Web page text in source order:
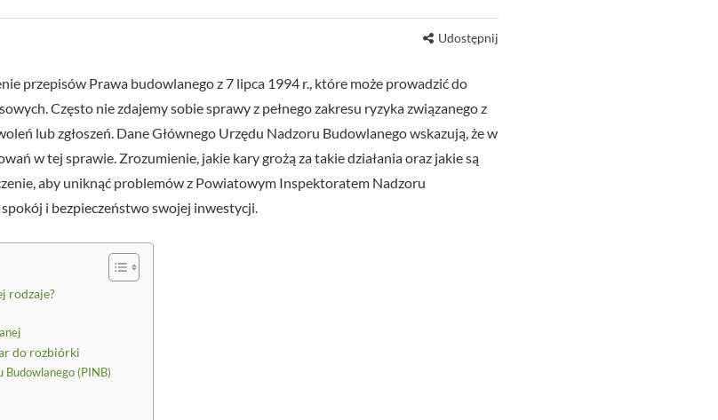
Udostępnij
przepisów Prawa budowlanego z 7 lipca 1994 r., które może prowadzić do
Często nie zdajemy sobie sprawy z pełnego zakresu ryzyka związanego z
lub zgłoszeń. Dane Głównego Urzędu Nadzoru Budowlanego wskazują, że w
w tej sprawie. Zrozumienie, jakie kary grożą za takie działania oraz jakie są
aby uniknąć problemów z Powiatowym Inspektoratem Nadzoru
i bezpieczeństwo swojej inwestycji.
rodzaje?
do rozbiórki
(PINB)